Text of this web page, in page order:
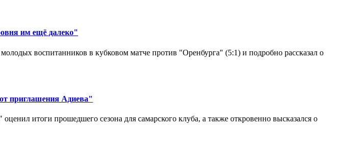
им ещё далеко"
воспитанников в кубковом матче против "Оренбурга" (5:1) и подробно рассказал о
приглашения Адиева"
итоги прошедшего сезона для самарского клуба, а также откровенно высказался о